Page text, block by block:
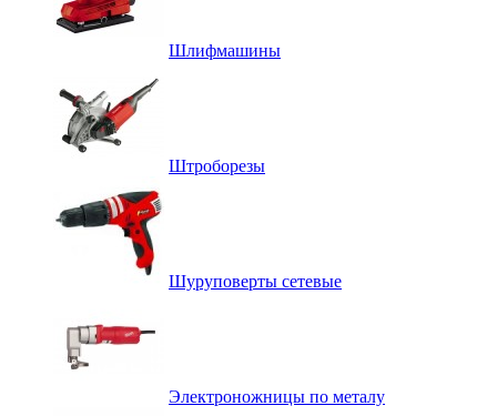
Шлифмашины
Штроборезы
Шуруповерты сетевые
Электроножницы по металу